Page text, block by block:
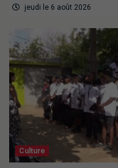
jeudi le 6 août 2026
Culture